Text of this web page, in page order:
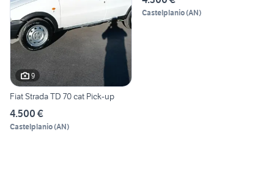
9
Fiat Strada TD 70 cat Pick-up
4.500 €
Castelplanio(AN)
Castelplanio(AN)